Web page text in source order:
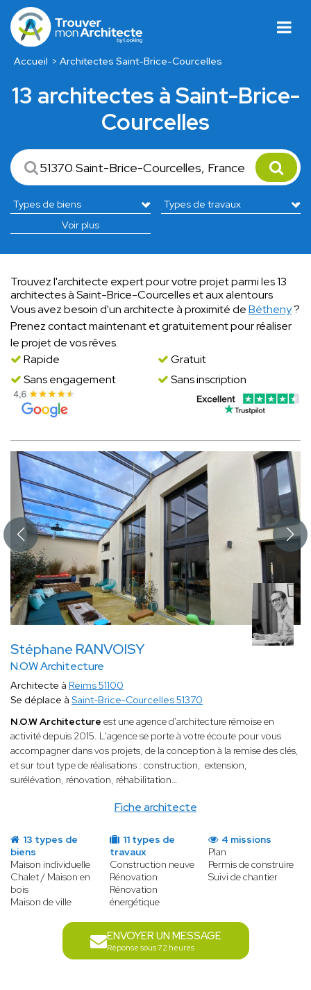
Accueil Architectes Saint-Brice-Courcelles
13 architectes à Saint-Brice-
Courcelles
Voir plus
Trouvez l'architecte expert pour votre projet parmi les 13
architectes à Saint-Brice-Courcelles et aux alentours
Vous avez besoin d'un architecte à proximité deBétheny?
Prenez contact maintenant et gratuitement pour réaliser
le projet de vos rêves.
Rapide
Gratuit
Sans engagement
Sans inscription
Stéphane RANVOISY
N.O.W Architecture
Fiche architecte
Architecte à Reims 51100
Se déplace à Saint-Brice-Courcelles 51370
N.O.W Architecture est une agence d'architecture rémoise en
activité depuis 2015. L'agence se porte à votre écoute pour vous
accompagner dans vos projets, de la conception à la remise des clés,
et sur tout type de réalisations : construction, extension,
surélévation, rénovation, réhabilitation…
13 types de
biens
Maison individuelle
Chalet / Maison en
bois
Maison de ville
11 types de
travaux
Construction neuve
Rénovation
Rénovation
énergétique
4 missions
Plan
Permis de construire
Suivi de chantier
ENVOYER UN MESSAGE
Réponse sous 72 heures